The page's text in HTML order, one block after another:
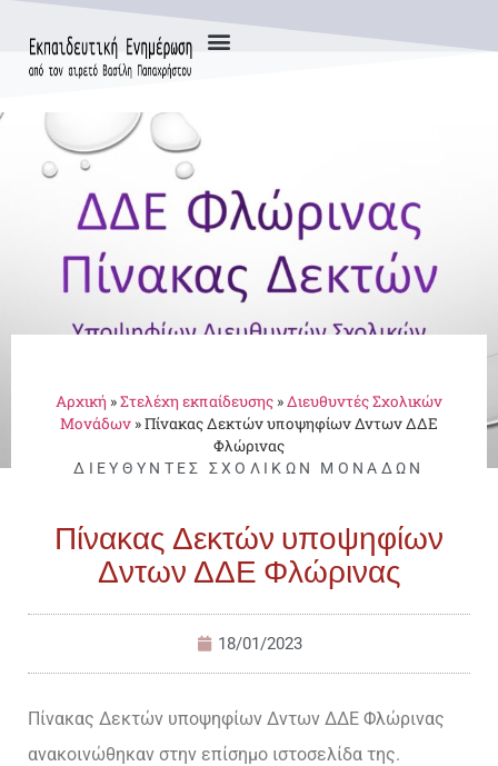
Αρχική »Στελέχη εκπαίδευσης »Διευθυντές Σχολικών
Μονάδων »Πίνακας Δεκτών υποψηφίων Δντων ΔΔΕ
Φλώρινας
ΔΙΕΥΘΥΝΤΈΣ ΣΧΟΛΙΚΏΝ ΜΟΝΆΔΩΝ
Πίνακας Δεκτών υποψηφίων
Δντων ΔΔΕ Φλώρινας
18/01/2023
Πίνακας Δεκτών υποψηφίων Δντων ΔΔΕ Φλώρινας
ανακοινώθηκαν στην επίσημο ιστοσελίδα της.